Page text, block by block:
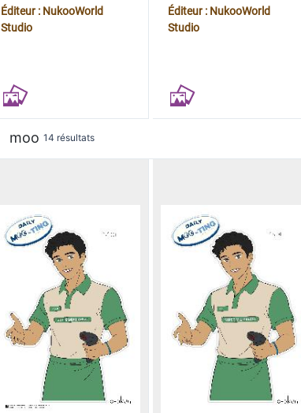
Éditeur : NukooWorld
Studio
Éditeur : NukooWorld
Studio
moo 14 résultats